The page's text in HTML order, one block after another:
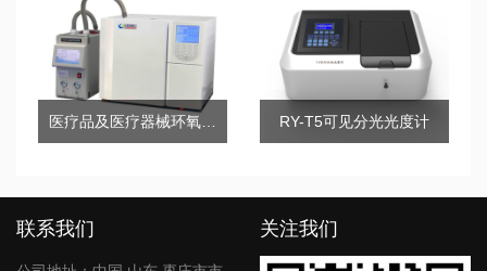
RY-T5可见分光光度计
联系我们 关注我们